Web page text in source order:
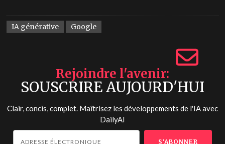
IA générative Google
Rejoindre l'avenir
SOUSCRIRE AUJOURD'HUI
Clair, concis, complet. Maîtrisez les développements de l'IA avec
DailyAI